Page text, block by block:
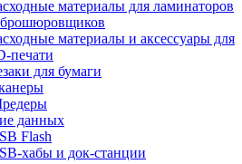
материалы для ламинаторов
материалы и аксессуары для
печати
для бумаги
данных
Flash
хабы и док-станции